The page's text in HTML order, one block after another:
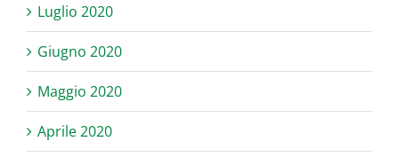
Luglio 2020
Giugno 2020
Maggio 2020
Aprile 2020